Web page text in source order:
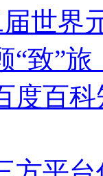
世界
“致”
度百